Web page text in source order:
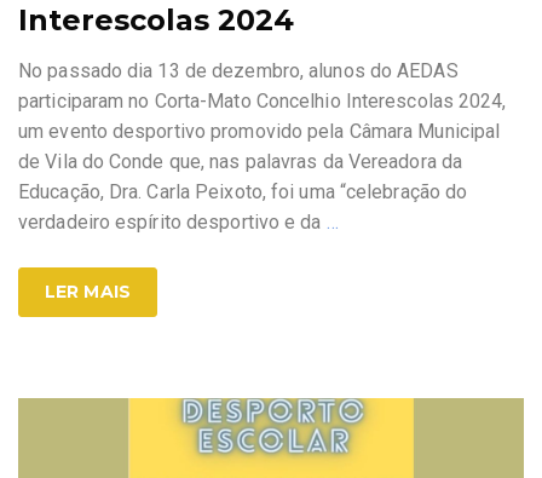
Interescolas 2024
No passado dia 13 de dezembro, alunos do AEDAS
participaram no Corta-Mato Concelhio Interescolas 2024,
um evento desportivo promovido pela Câmara Municipal
de Vila do Conde que, nas palavras da Vereadora da
Educação, Dra. Carla Peixoto, foi uma “celebração do
verdadeiro espírito desportivo e da
LER MAIS